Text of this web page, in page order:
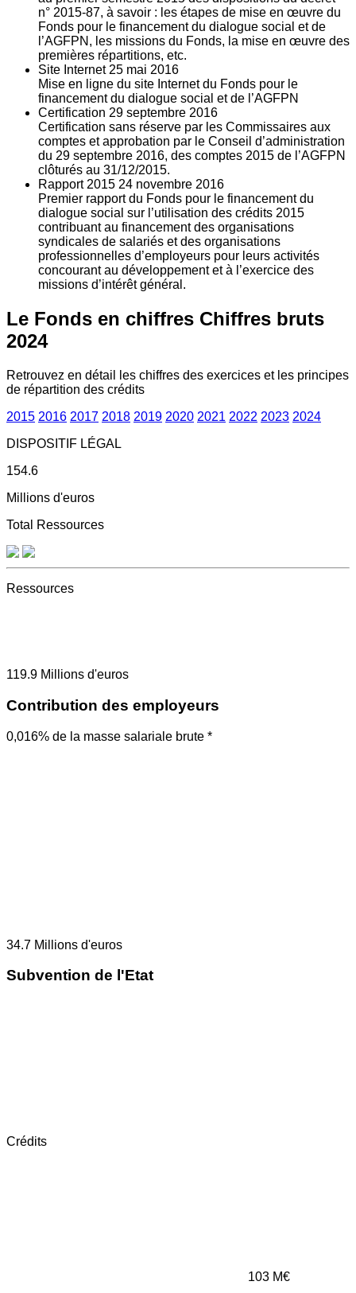
n° 2015-87, à savoir : les étapes de mise en œuvre du
Fonds pour le financement du dialogue social et de
l’AGFPN, les missions du Fonds, la mise en œuvre des
premières répartitions, etc.
Site Internet 25 mai 2016
Mise en ligne du site Internet du Fonds pour le
financement du dialogue social et de l’AGFPN
Certification 29 septembre 2016
Certification sans réserve par les Commissaires aux
comptes et approbation par le Conseil d’administration
du 29 septembre 2016, des comptes 2015 de l’AGFPN
clôturés au 31/12/2015.
Rapport 2015 24 novembre 2016
Premier rapport du Fonds pour le financement du
dialogue social sur l’utilisation des crédits 2015
contribuant au financement des organisations
syndicales de salariés et des organisations
professionnelles d’employeurs pour leurs activités
concourant au développement et à l’exercice des
missions d’intérêt général.
Le Fonds en chiffres Chiffres bruts
2024
Retrouvez en détail les chiffres des exercices et les principes
de répartition des crédits
2015 2016 2017 2018 2019 2020 2021 2022 2023 2024
DISPOSITIF LÉGAL
154.6
Millions d'euros
Total Ressources
Ressources
119.9 Millions d'euros
Contribution des employeurs
0,016% de la masse salariale brute *
34.7 Millions d'euros
Subvention de l'Etat
Crédits
103 M€